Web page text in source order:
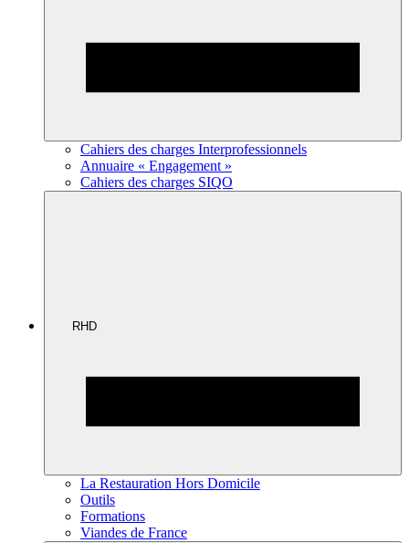
Cahiers des charges Interprofessionnels
Annuaire « Engagement »
Cahiers des charges SIQO
RHD
La Restauration Hors Domicile
Outils
Formations
Viandes de France